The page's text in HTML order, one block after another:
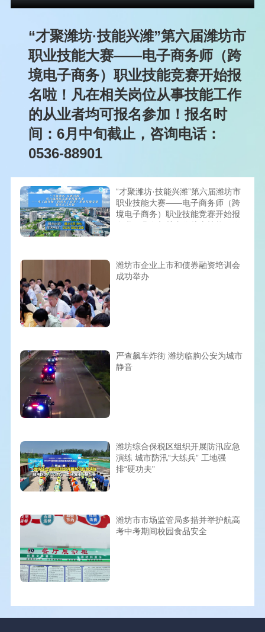
“才聚潍坊·技能兴潍”第六届潍坊市
职业技能大赛——电子商务师（跨
境电子商务）职业技能竞赛开始报
名啦！凡在相关岗位从事技能工作
的从业者均可报名参加！报名时
间：6月中旬截止，咨询电话：
0536-88901
“才聚潍坊·技能兴潍”第六届潍坊市
职业技能大赛——电子商务师（跨
境电子商务）职业技能竞赛开始报
0536-88901
潍坊市企业上市和债券融资培训会
成功举办
严查飙车炸街 潍坊临朐公安为城市
静音
潍坊综合保税区组织开展防汛应急
演练 城市防汛“大练兵” 工地强
排“硬功夫”
潍坊市市场监管局多措并举护航高
考中考期间校园食品安全